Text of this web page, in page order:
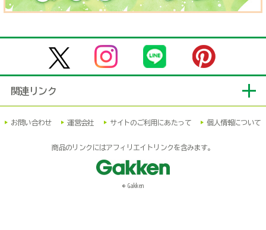
関連リンク
お問い合わせ 運営会社 サイトのご利用にあたって 個人情報について
商品のリンクにはアフィリエイトリンクを含みます。
© Gakken